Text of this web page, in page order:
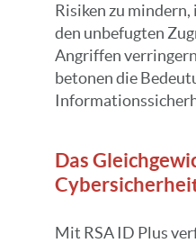
Risiken zu
den unbefugten
Angriffen
betonen die
Das
Mit RSA ID Plus